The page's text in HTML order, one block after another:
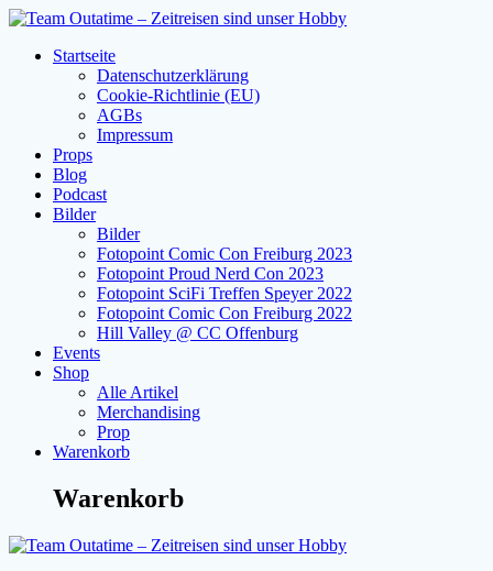
Zum
springenStartseite
Datenschutzerklärung
Cookie-Richtlinie (EU)
AGBs
Impressum
Props
Blog
Podcast
Bilder
Bilder
Fotopoint Comic Con Freiburg 2023
Fotopoint Proud Nerd Con 2023
Fotopoint SciFi Treffen Speyer 2022
Fotopoint Comic Con Freiburg 2022
Hill Valley @ CC Offenburg
Events
Shop
Alle Artikel
Merchandising
Prop
Warenkorb
Warenkorb